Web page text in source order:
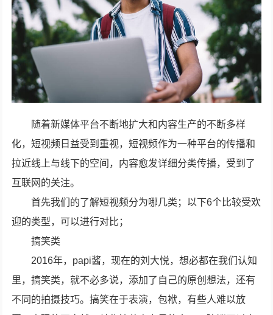
随着新媒体平台不断地扩大和内容生产的不断多样
化，短视频日益受到重视，短视频作为一种平台的传播和
拉近线上与线下的空间，内容愈发详细分类传播，受到了
互联网的关注。
首先我们的了解短视频分为哪几类；以下6个比较受欢
迎的类型，可以进行对比；
搞笑类
2016年，papi酱，现在的刘大悦，想必都在我们认知
里，搞笑类，就不必多说，添加了自己的原创想法，还有
不同的拍摄技巧。搞笑在于表演，包袱，有些人难以放